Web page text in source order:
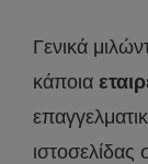
Γενικά
κάποια
ιστοσελίδας